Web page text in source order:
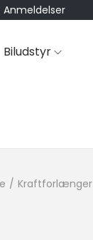
Biludstyr
/ Kraftforlænger